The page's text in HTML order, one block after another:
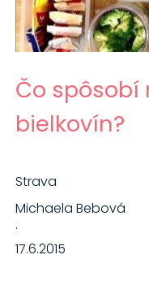
Čo
bielkovín?
Strava
Michaela Bebová
·
17.6.2015